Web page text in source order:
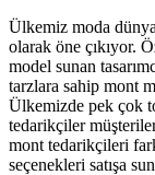
Ülkemiz moda
olarak öne çıkıyor.
model sunan
tarzlara sahip mont
Ülkemizde pek çok
tedarikçiler
mont tedarikçileri
seçenekleri satışa